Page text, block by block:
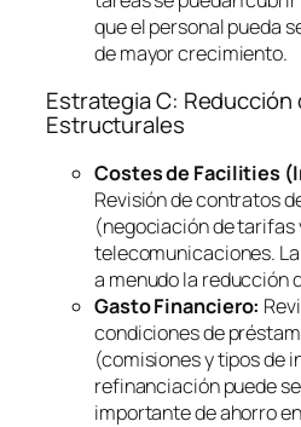
que el personal pueda
de mayor crecimiento.
Estrategia C: Reducción
Estructurales
Costes de Facilities
Revisión de contratos
(negociación de tarifas
telecomunicaciones.
a menudo la reducción
Gasto Financiero:
condiciones de
(comisiones y tipos de
refinanciación puede
importante de ahorro en